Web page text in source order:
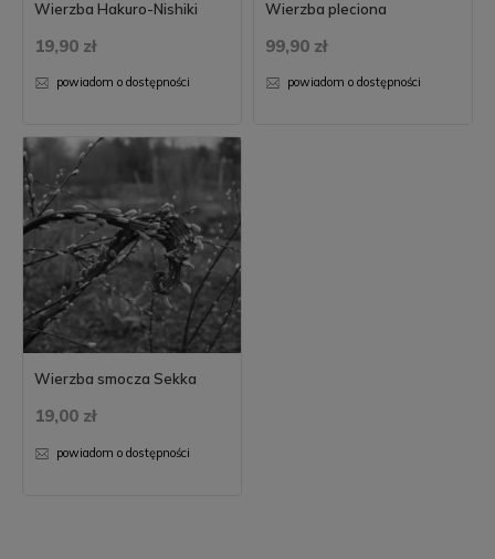
Wierzba Hakuro-Nishiki
19,90 zł
powiadom o dostępności
Wierzba pleciona
99,90 zł
powiadom o dostępności
Wierzba smocza Sekka
19,00 zł
powiadom o dostępności